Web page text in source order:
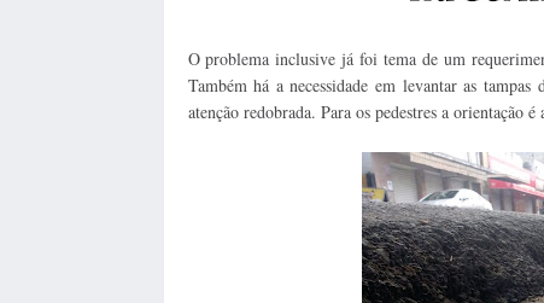
O problema inclusive já foi tema de um
Também há a necessidade em levantar as
atenção redobrada. Para os pedestres a orientação